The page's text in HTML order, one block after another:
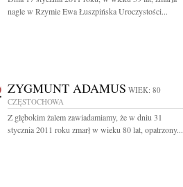
nagle w Rzymie Ewa Łuszpińska Uroczystości...
ZYGMUNT ADAMUS WIEK: 80
CZĘSTOCHOWA
Z głębokim żalem zawiadamiamy, że w dniu 31
stycznia 2011 roku zmarł w wieku 80 lat, opatrzony...